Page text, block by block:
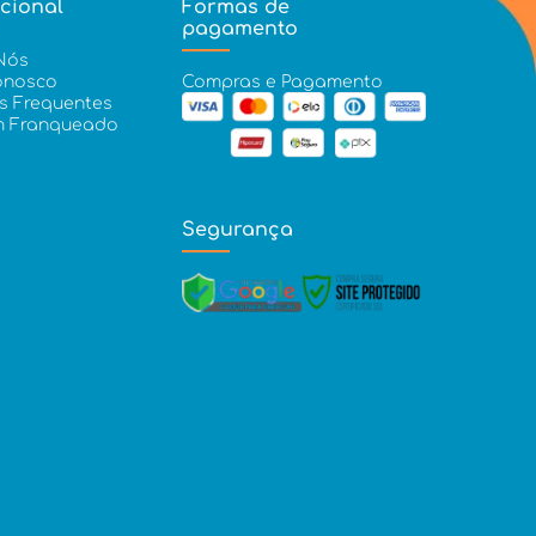
Frequentes
Franqueado
Formas de
pagamento
Compras e Pagamento
Segurança